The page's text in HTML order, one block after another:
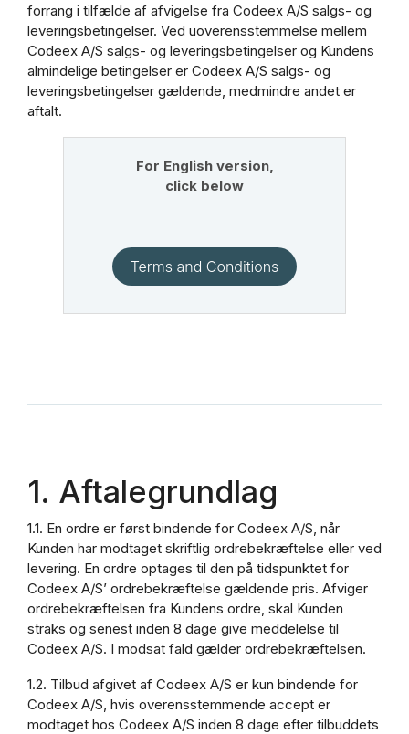
forrang i tilfælde af afvigelse fra Codeex A/S salgs- og
leveringsbetingelser. Ved uoverensstemmelse mellem
Codeex A/S salgs- og leveringsbetingelser og Kundens
almindelige betingelser er Codeex A/S salgs- og
leveringsbetingelser gældende, medmindre andet er
aftalt.
For Englishversion,
click below
1. Aftalegrundlag
1.1. En ordre er først bindende for Codeex A/S, når
Kunden har modtaget skriftlig ordrebekræftelse eller ved
levering. En ordre optages til den på tidspunktet for
Codeex A/S’ ordrebekræftelse gældende pris. Afviger
ordrebekræftelsen fra Kundens ordre, skal Kunden
straks og senest inden 8 dage give meddelelse til
Codeex A/S. I modsat fald gælder ordrebekræftelsen.
1.2. Tilbud afgivet af Codeex A/S er kun bindende for
Codeex A/S, hvis overensstemmende accept er
modtaget hos Codeex A/S inden 8 dage efter tilbuddets